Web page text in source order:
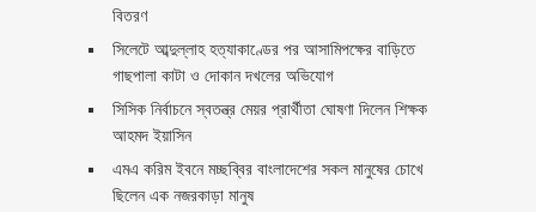
বিতরণ ‎ ‎
সিলেটে আব্দুল্লাহ হত্যাকাণ্ডের পর আসামিপক্ষের বাড়িতে
গাছপালা কাটা ও দোকান দখলের অভিযোগ
সিসিক নির্বাচনে স্বতন্ত্র মেয়র প্রার্থীতা ঘোষণা দিলেন শিক্ষক
আহমদ ইয়াসিন
এমএ করিম ইবনে মচ্ছব্বির বাংলাদেশের সকল মানুষের চোখে
ছিলেন এক নজরকাড়া মানুষ ‎